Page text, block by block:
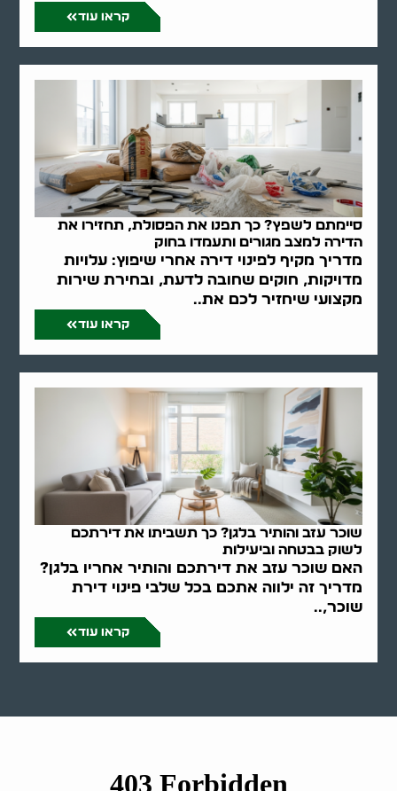
קראו עוד
סיימתם לשפץ? כך תפנו את הפסולת, תחזירו את
הדירה למצב מגורים ותעמדו בחוק
מדריך מקיף לפינוי דירה אחרי שיפוץ: עלויות
מדויקות, חוקים שחובה לדעת, ובחירת שירות
מקצועי שיחזיר לכם את..
קראו עוד
שוכר עזב והותיר בלגן? כך תשביתו את דירתכם
לשוק בבטחה וביעילות
האם שוכר עזב את דירתכם והותיר אחריו בלגן?
מדריך זה ילווה אתכם בכל שלבי פינוי דירת
שוכר,..
קראו עוד